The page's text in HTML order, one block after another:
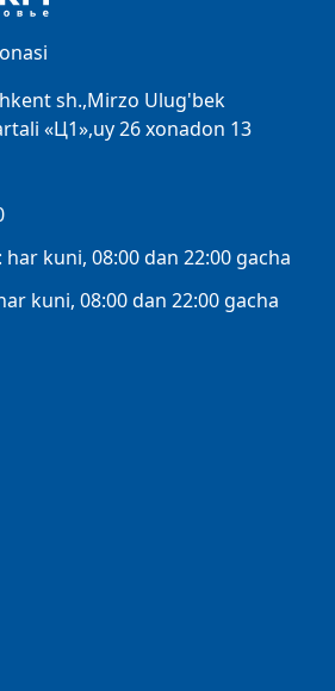
sh.,Mirzo Ulug'bek
«Ц1»,uy 26 xonadon 13
kuni, 08:00 dan 22:00 gacha
kuni, 08:00 dan 22:00 gacha